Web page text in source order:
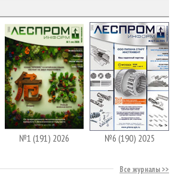
№1 (191) 2026 №6 (190) 2025
Все журналы